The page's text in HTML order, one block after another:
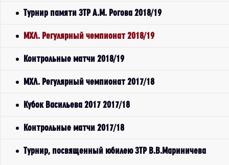
Турнир памяти ЗТР А.М. Рогова 2018/19
МХЛ. Регулярный чемпионат 2018/19
Контрольные матчи 2018/19
МХЛ. Регулярный чемпионат 2017/18
Кубок Васильева 2017 2017/18
Контрольные матчи 2017/18
Турнир, посвященный юбилею ЗТР В.В.Мариничева